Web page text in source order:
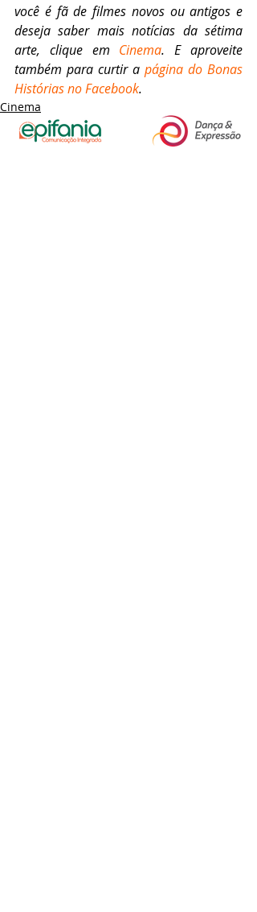
você é fã de filmes novos ou antigos e
deseja saber mais notícias da sétima
arte, clique em Cinema. E aproveite
também para curtir a página do Bonas
Histórias no Facebook.
Cinema